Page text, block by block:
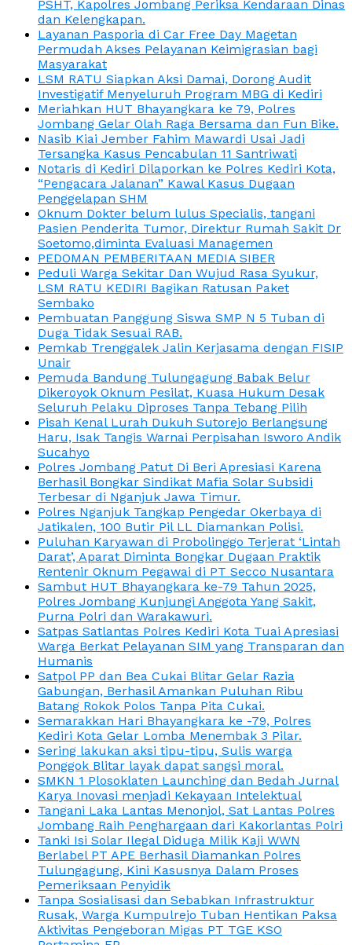
PSHT, Kapolres Jombang Periksa Kendaraan Dinas
dan Kelengkapan.
Layanan Pasporia di Car Free Day Magetan
Permudah Akses Pelayanan Keimigrasian bagi
Masyarakat
LSM RATU Siapkan Aksi Damai, Dorong Audit
Investigatif Menyeluruh Program MBG di Kediri
Meriahkan HUT Bhayangkara ke 79, Polres
Jombang Gelar Olah Raga Bersama dan Fun Bike.
Nasib Kiai Jember Fahim Mawardi Usai Jadi
Tersangka Kasus Pencabulan 11 Santriwati
Notaris di Kediri Dilaporkan ke Polres Kediri Kota,
“Pengacara Jalanan” Kawal Kasus Dugaan
Penggelapan SHM
Oknum Dokter belum lulus Specialis, tangani
Pasien Penderita Tumor, Direktur Rumah Sakit Dr
Soetomo,diminta Evaluasi Managemen
PEDOMAN PEMBERITAAN MEDIA SIBER
Peduli Warga Sekitar Dan Wujud Rasa Syukur,
LSM RATU KEDIRI Bagikan Ratusan Paket
Sembako
Pembuatan Panggung Siswa SMP N 5 Tuban di
Duga Tidak Sesuai RAB.
Pemkab Trenggalek Jalin Kerjasama dengan FISIP
Unair
Pemuda Bandung Tulungagung Babak Belur
Dikeroyok Oknum Pesilat, Kuasa Hukum Desak
Seluruh Pelaku Diproses Tanpa Tebang Pilih
Pisah Kenal Lurah Dukuh Sutorejo Berlangsung
Haru, Isak Tangis Warnai Perpisahan Isworo Andik
Sucahyo
Polres Jombang Patut Di Beri Apresiasi Karena
Berhasil Bongkar Sindikat Mafia Solar Subsidi
Terbesar di Nganjuk Jawa Timur.
Polres Nganjuk Tangkap Pengedar Okerbaya di
Jatikalen, 100 Butir Pil LL Diamankan Polisi.
Puluhan Karyawan di Probolinggo Terjerat ‘Lintah
Darat’, Aparat Diminta Bongkar Dugaan Praktik
Rentenir Oknum Pegawai di PT Secco Nusantara
Sambut HUT Bhayangkara ke-79 Tahun 2025,
Polres Jombang Kunjungi Anggota Yang Sakit,
Purna Polri dan Warakawuri.
Satpas Satlantas Polres Kediri Kota Tuai Apresiasi
Warga Berkat Pelayanan SIM yang Transparan dan
Humanis
Satpol PP dan Bea Cukai Blitar Gelar Razia
Gabungan, Berhasil Amankan Puluhan Ribu
Batang Rokok Polos Tanpa Pita Cukai.
Semarakkan Hari Bhayangkara ke -79, Polres
Kediri Kota Gelar Lomba Menembak 3 Pilar.
Sering lakukan aksi tipu-tipu, Sulis warga
Ponggok Blitar layak dapat sangsi moral.
SMKN 1 Plosoklaten Launching dan Bedah Jurnal
Karya Inovasi menjadi Kekayaan Intelektual
Tangani Laka Lantas Menonjol, Sat Lantas Polres
Jombang Raih Penghargaan dari Kakorlantas Polri
Tanki Isi Solar Ilegal Diduga Milik Kaji WWN
Berlabel PT APE Berhasil Diamankan Polres
Tulungagung, Kini Kasusnya Dalam Proses
Pemeriksaan Penyidik
Tanpa Sosialisasi dan Sebabkan Infrastruktur
Rusak, Warga Kumpulrejo Tuban Hentikan Paksa
Aktivitas Pengeboran Migas PT TGE KSO